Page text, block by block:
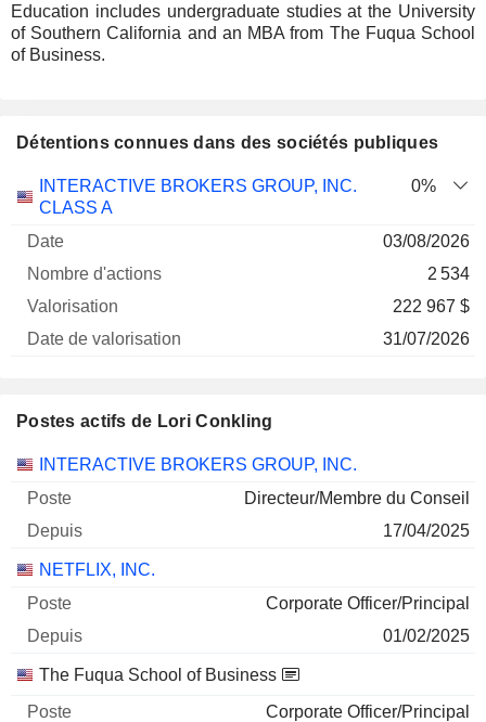
Education includes undergraduate studies at the University
of Southern California and an MBA from The Fuqua School
of Business.
Détentions connues dans des sociétés publiques
Société Date
Nombre
Date de
INTERACTIVE BROKERS GROUP, INC.
CLASS A
0%
03/08/2026
2 534
222 967 $
31/07/2026
Postes actifs de Lori Conkling
Sociétés Poste Début
INTERACTIVE BROKERS GROUP, INC.
Directeur/Membre du Conseil
17/04/2025
NETFLIX, INC.
Corporate Officer/Principal
01/02/2025
The Fuqua School of Business
Corporate Officer/Principal